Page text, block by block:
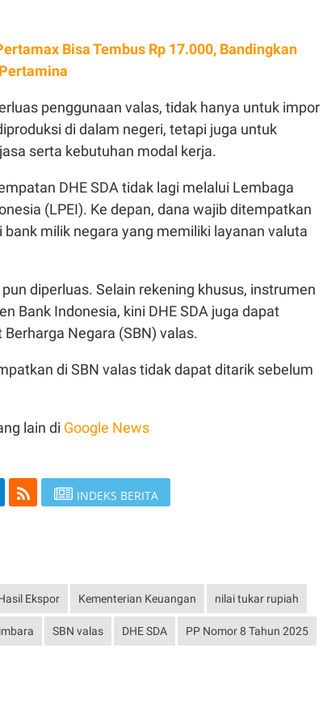
Bisa Tembus Rp 17.000, Bandingkan
penggunaan valas, tidak hanya untuk impor
di dalam negeri, tetapi juga untuk
serta kebutuhan modal kerja.
DHE SDA tidak lagi melalui Lembaga
(LPEI). Ke depan, dana wajib ditempatkan
bank milik negara yang memiliki layanan valuta
diperluas. Selain rekening khusus, instrumen
Bank Indonesia, kini DHE SDA juga dapat
Negara (SBN) valas.
di SBN valas tidak dapat ditarik sebelum
lain di Google News
INDEKS BERITA
Ekspor Kementerian Keuangan nilai tukar rupiah
SBN valas DHE SDA PP Nomor 8 Tahun 2025